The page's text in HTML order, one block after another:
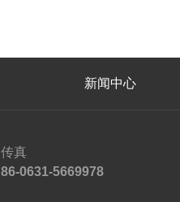
新闻中心
传真
86-0631-5669978